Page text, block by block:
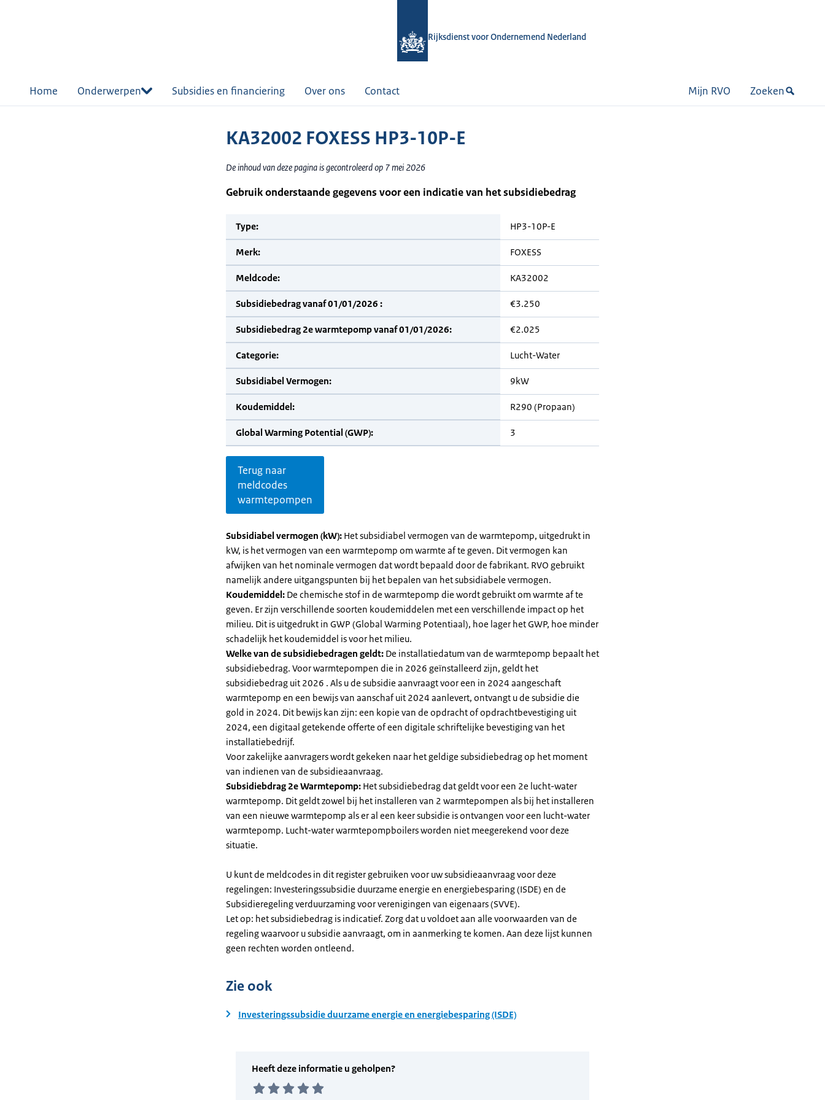
Rijksdienst voor Ondernemend Nederland
Home Onderwerpen Subsidies en financiering Over ons Contact Mijn RVO Zoeken
KA32002 FOXESS HP3-10P-E
De inhoud van deze pagina is gecontroleerd op 7 mei 2026
Gebruik onderstaande gegevens voor een indicatie van het subsidiebedrag
Type: HP3-10P-E
Merk: FOXESS
Meldcode: KA32002
Subsidiebedrag vanaf 01/01/2026 : €3.250
Subsidiebedrag 2e warmtepomp vanaf 01/01/2026: €2.025
Categorie: Lucht-Water
Subsidiabel Vermogen: 9kW
Koudemiddel: R290 (Propaan)
Global Warming Potential (GWP): 3
Terug naar
meldcodes
warmtepompen
Subsidiabel vermogen (kW): Het subsidiabel vermogen van de warmtepomp, uitgedrukt in
kW, is het vermogen van een warmtepomp om warmte af te geven. Dit vermogen kan
afwijken van het nominale vermogen dat wordt bepaald door de fabrikant. RVO gebruikt
namelijk andere uitgangspunten bij het bepalen van het subsidiabele vermogen.
Koudemiddel: De chemische stof in de warmtepomp die wordt gebruikt om warmte af te
geven. Er zijn verschillende soorten koudemiddelen met een verschillende impact op het
milieu. Dit is uitgedrukt in GWP (Global Warming Potentiaal), hoe lager het GWP, hoe minder
schadelijk het koudemiddel is voor het milieu.
Welke van de subsidiebedragen geldt: De installatiedatum van de warmtepomp bepaalt het
subsidiebedrag. Voor warmtepompen die in 2026 geïnstalleerd zijn, geldt het
subsidiebedrag uit 2026 . Als u de subsidie aanvraagt voor een in 2024 aangeschaft
warmtepomp en een bewijs van aanschaf uit 2024 aanlevert, ontvangt u de subsidie die
gold in 2024. Dit bewijs kan zijn: een kopie van de opdracht of opdrachtbevestiging uit
2024, een digitaal getekende offerte of een digitale schriftelijke bevestiging van het
installatiebedrijf.
Voor zakelijke aanvragers wordt gekeken naar het geldige subsidiebedrag op het moment
van indienen van de subsidieaanvraag.
Subsidiebdrag 2e Warmtepomp: Het subsidiebedrag dat geldt voor een 2e lucht-water
warmtepomp. Dit geldt zowel bij het installeren van 2 warmtepompen als bij het installeren
van een nieuwe warmtepomp als er al een keer subsidie is ontvangen voor een lucht-water
warmtepomp. Lucht-water warmtepompboilers worden niet meegerekend voor deze
situatie.
U kunt de meldcodes in dit register gebruiken voor uw subsidieaanvraag voor deze
regelingen: Investeringssubsidie duurzame energie en energiebesparing (ISDE) en de
Subsidieregeling verduurzaming voor verenigingen van eigenaars (SVVE).
Let op: het subsidiebedrag is indicatief. Zorg dat u voldoet aan alle voorwaarden van de
regeling waarvoor u subsidie aanvraagt, om in aanmerking te komen. Aan deze lijst kunnen
geen rechten worden ontleend.
Zie ook
Investeringssubsidie duurzame energie en energiebesparing (ISDE)